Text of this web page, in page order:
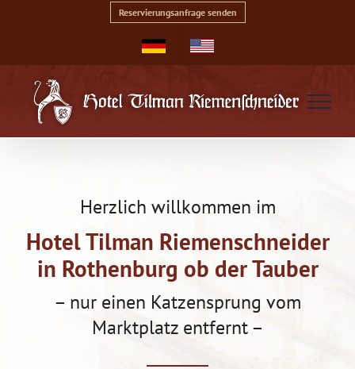
Reservierungsanfrage senden
Herzlich willkommen im
Hotel Tilman Riemenschneider
in Rothenburg ob der Tauber
– nur einen Katzensprung vom
Marktplatz entfernt –